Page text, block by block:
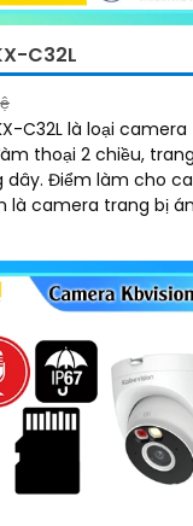
C32L
C32L là loại
thoại 2 chiều,
này
là camera trang bị